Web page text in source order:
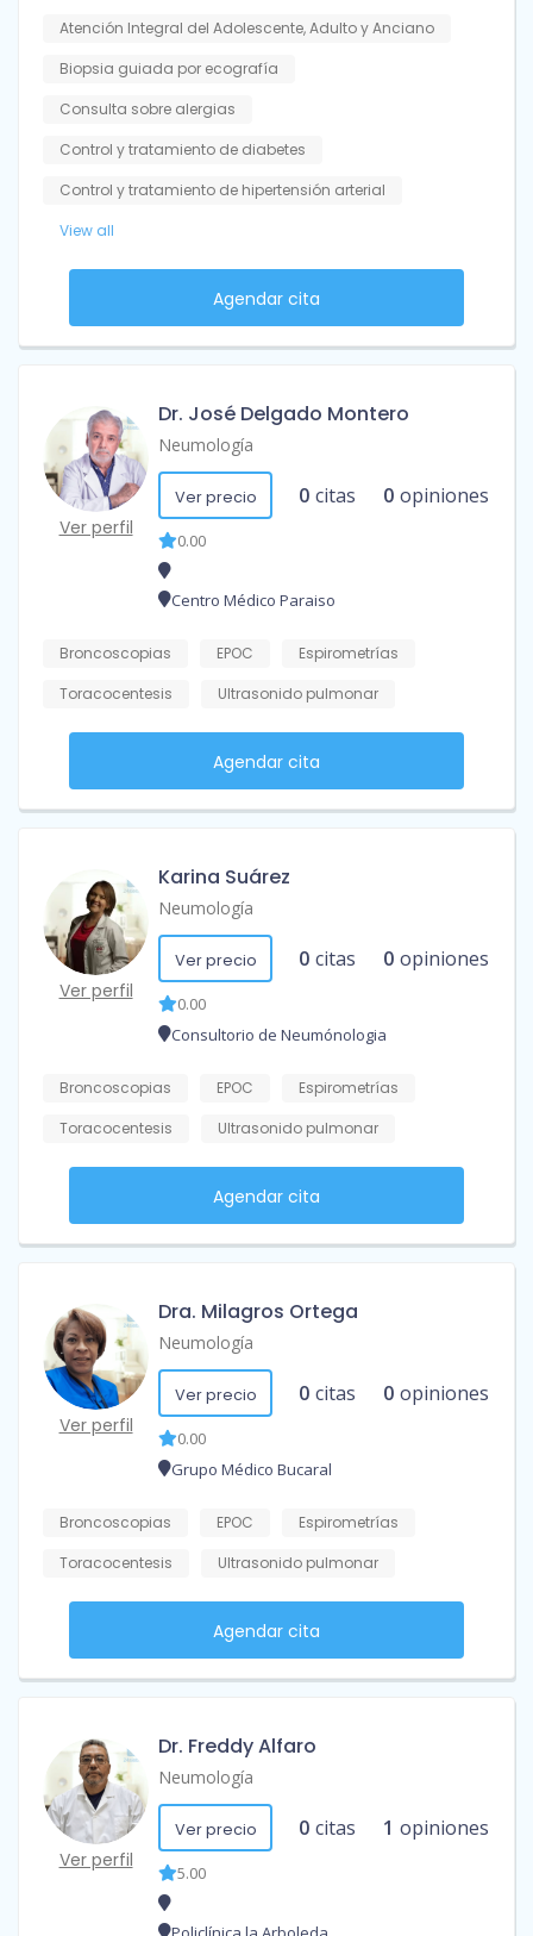
Atención Integral del Adolescente, Adulto y Anciano
Biopsia guiada por ecografía
Consulta sobre alergias
Control y tratamiento de diabetes
Control y tratamiento de hipertensión arterial
View all
Agendar cita
Ver perfil
Dr. José Delgado Montero
Neumología
Ver precio 0 citas 0 opiniones
0.00
Centro Médico Paraiso
Broncoscopias EPOC
Espirometrías
Toracocentesis
Ultrasonido pulmonar
Agendar cita
Ver perfil
Karina Suárez
Neumología
Ver precio 0 citas 0 opiniones
0.00
Consultorio de Neumónologia
Broncoscopias EPOC
Espirometrías
Toracocentesis
Ultrasonido pulmonar
Agendar cita
Ver perfil
Dra. Milagros Ortega
Neumología
Ver precio 0 citas 0 opiniones
0.00
Grupo Médico Bucaral
Broncoscopias EPOC
Espirometrías
Toracocentesis
Ultrasonido pulmonar
Agendar cita
Ver perfil
Dr. Freddy Alfaro
Neumología
Ver precio 0 citas 1 opiniones
5.00